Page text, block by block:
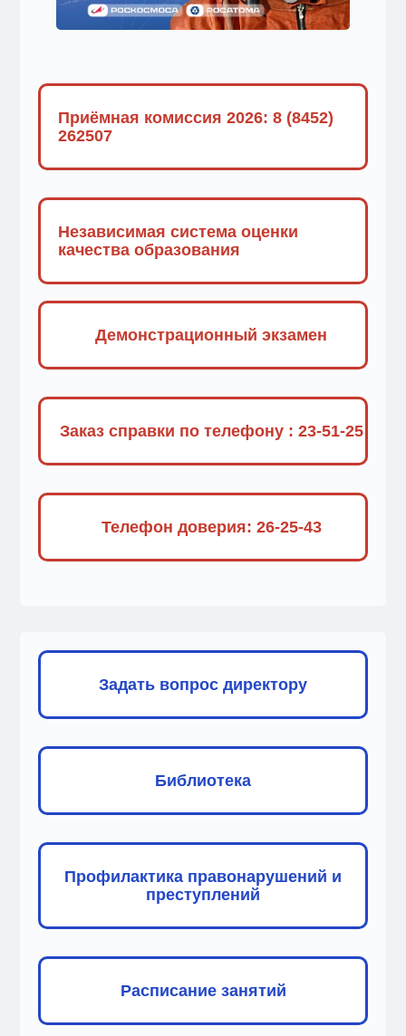
Приёмная комиссия 2026: 8 (8452)
262507
Независимая система оценки
качества образования
Демонстрационный экзамен
Заказ справки по телефону : 23-51-25
Телефон доверия: 26-25-43
Задать вопрос директору
Библиотека
Профилактика правонарушений и
преступлений
Расписание занятий